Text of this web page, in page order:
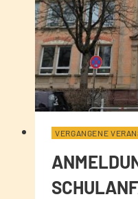
VERGANGENE